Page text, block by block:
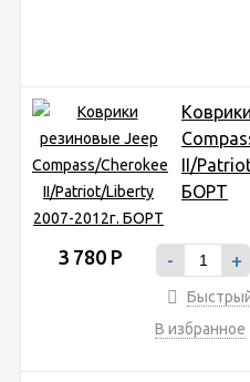
II/
БОРТ
3 780 Р - +
В избранное